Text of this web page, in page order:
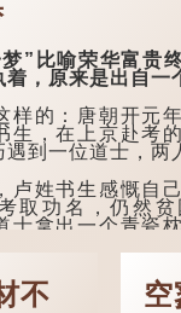
比喻荣华富贵终
着，原来是出自一
的：唐朝开元年
生，在上京赴考
遇到一位道士，两
姓书生感慨自己
取功名，仍然
士拿出一个青瓷
不
空